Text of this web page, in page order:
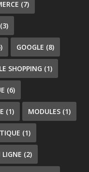
(7)
(3)
GOOGLE (8)
SHOPPING (1)
(6)
(1) MODULES (1)
(1)
LIGNE (2)